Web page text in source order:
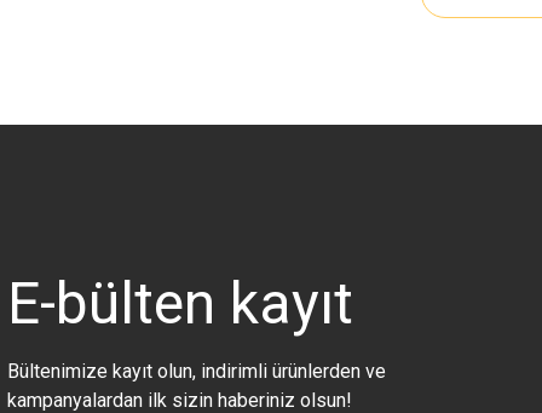
E-bülten kayıt
Bültenimize kayıt olun, indirimli ürünlerden ve
kampanyalardan ilk sizin haberiniz olsun!